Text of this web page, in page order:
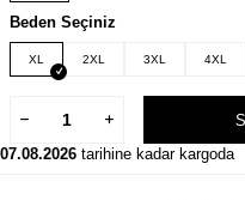
Beden Seçiniz
XL 2XL 3XL 4XL
07.08.2026 tarihine kadar kargoda